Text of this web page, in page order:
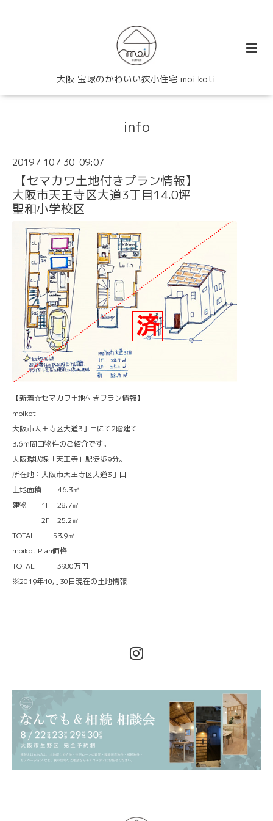
大阪 宝塚のかわいい狭小住宅 moi koti
info
2019 / 10 / 30 09:07
【セマカワ土地付きプラン情報】
大阪市天王寺区大道3丁目14.0坪
聖和小学校区
【新着☆セマカワ土地付きプラン情報】
moikoti
大阪市天王寺区大道3丁目にて2階建て
3.6ｍ間口物件のご紹介です。
大阪環状線「天王寺」駅徒歩9分。
所在地：大阪市天王寺区大道3丁目
土地面積 46.3㎡
建物 1F 28.7㎡
2F 25.2㎡
TOTAL 53.9㎡
moikotiPlan価格
TOTAL 3980万円
※2019年10月30日現在の土地情報